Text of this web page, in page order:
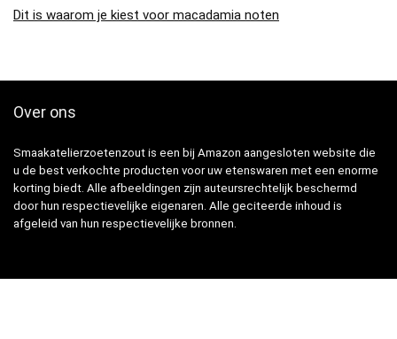
Dit is waarom je kiest voor macadamia noten
Over ons
Smaakatelierzoetenzout is een bij Amazon aangesloten website die
u de best verkochte producten voor uw etenswaren met een enorme
korting biedt. Alle afbeeldingen zijn auteursrechtelijk beschermd
door hun respectievelijke eigenaren. Alle geciteerde inhoud is
afgeleid van hun respectievelijke bronnen.